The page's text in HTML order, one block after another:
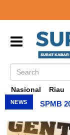
Nasional Riau
NEWS